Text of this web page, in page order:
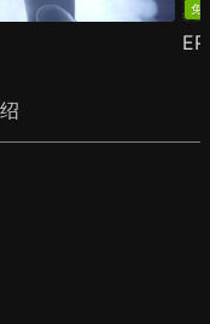
免